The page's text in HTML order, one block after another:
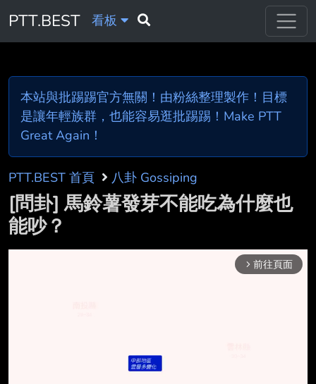
PTT.BEST 看板
本站與批踢踢官方無關！由粉絲整理製作！目標
是讓年輕族群，也能容易逛批踢踢！Make PTT
Great Again！
PTT.BEST 首頁 八卦 Gossiping
[問卦] 馬鈴薯發芽不能吃為什麼也
能吵？
arrow_forward_ios 前往頁面